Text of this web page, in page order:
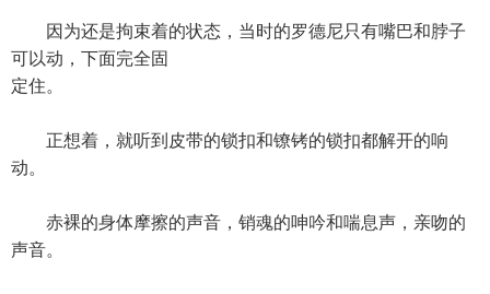
因为还是拘束着的状态，当时的罗德尼只有嘴巴和脖子
可以动，下面完全固
定住。
正想着，就听到皮带的锁扣和镣铐的锁扣都解开的响
动。
赤裸的身体摩擦的声音，销魂的呻吟和喘息声，亲吻的
声音。